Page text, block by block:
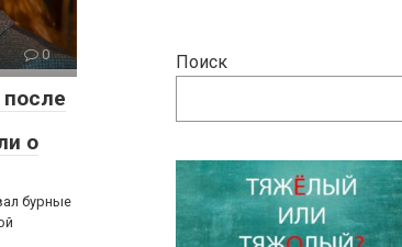
0
о
бурные
Поиск